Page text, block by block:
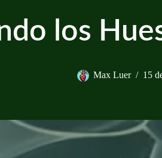
los
Max Luer 15